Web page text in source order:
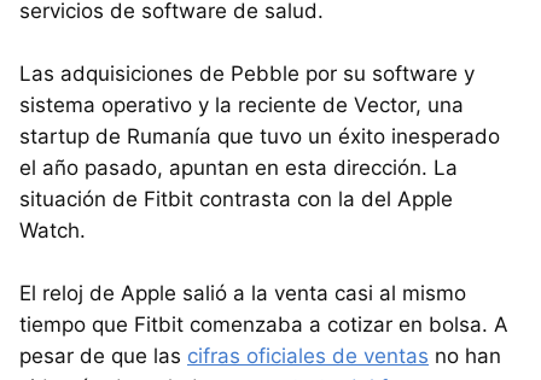
servicios de software de salud.
Las adquisiciones de Pebble por su software y
sistema operativo y la reciente de Vector, una
startup de Rumanía que tuvo un éxito inesperado
el año pasado, apuntan en esta dirección. La
situación de Fitbit contrasta con la del Apple
Watch.
El reloj de Apple salió a la venta casi al mismo
tiempo que Fitbit comenzaba a cotizar en bolsa. A
pesar de que las cifras oficiales de ventas no han